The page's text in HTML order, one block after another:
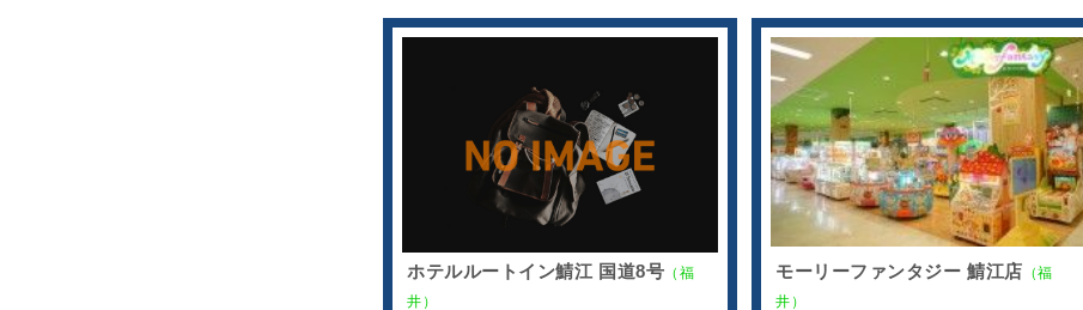
ホテルルートイン鯖江 国道8号 （福
井）
モーリーファンタジー 鯖江店 （福
井）